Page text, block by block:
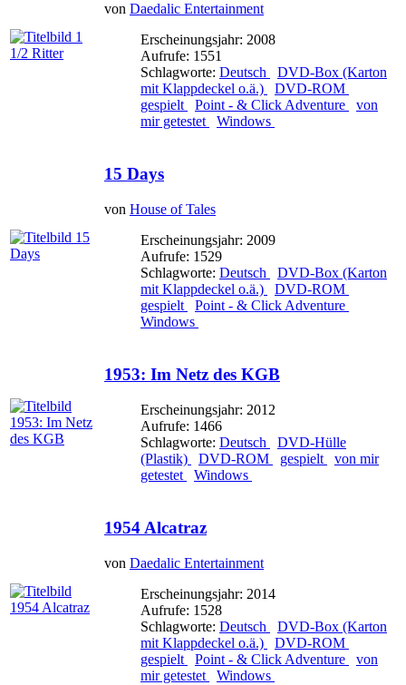
von Daedalic Entertainment
Erscheinungsjahr: 2008
Aufrufe: 1551
Schlagworte: Deutsch
DVD-Box (Karton
mit Klappdeckel o.ä.)
DVD-ROM
gespielt
Point - & Click Adventure
von
mir getestet
Windows
15 Days
von House of Tales
Erscheinungsjahr: 2009
Aufrufe: 1529
Schlagworte: Deutsch
DVD-Box (Karton
mit Klappdeckel o.ä.)
DVD-ROM
gespielt
Point - & Click Adventure
Windows
1953: Im Netz des KGB
Erscheinungsjahr: 2012
Aufrufe: 1466
Schlagworte: Deutsch
DVD-Hülle
(Plastik)
DVD-ROM gespielt
von mir
getestet
Windows
1954 Alcatraz
von Daedalic Entertainment
Erscheinungsjahr: 2014
Aufrufe: 1528
Schlagworte: Deutsch
DVD-Box (Karton
mit Klappdeckel o.ä.)
DVD-ROM
gespielt
Point - & Click Adventure
von
mir getestet
Windows